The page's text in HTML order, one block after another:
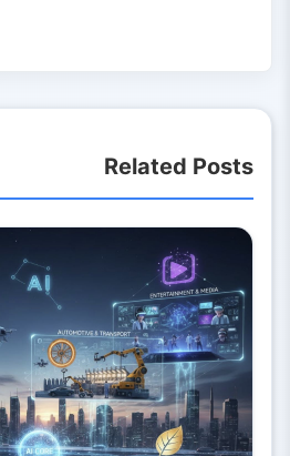
Related Posts